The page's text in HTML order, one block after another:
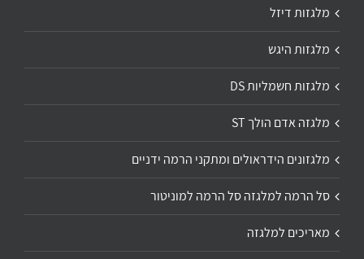
מלגזות דיזל
מלגזות היגש
מלגזות חשמליות DS
מלגזה אדם הולך ST
מלגזונים הידראולים ומתקני הרמה ידניים
סל הרמה למלגזה סל הרמה למוניטור
מאריכים למלגזה